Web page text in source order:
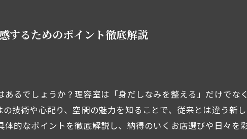
するためのポイント徹底解説
るでしょうか？理容室は「身だしなみを整える」だけで
技術や心配り、空間の魅力を知ることで、従来とは違う新
的なポイントを徹底解説し、納得のいくお店選びや日々を